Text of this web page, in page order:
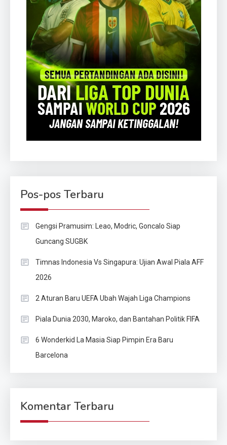
Pos-pos Terbaru
Gengsi Pramusim: Leao, Modric, Goncalo Siap
Guncang SUGBK
Timnas Indonesia Vs Singapura: Ujian Awal Piala AFF
2026
2 Aturan Baru UEFA Ubah Wajah Liga Champions
Piala Dunia 2030, Maroko, dan Bantahan Politik FIFA
6 Wonderkid La Masia Siap Pimpin Era Baru
Barcelona
Komentar Terbaru